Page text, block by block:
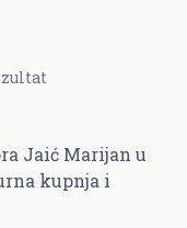
Jaić Marijan u
kupnja i